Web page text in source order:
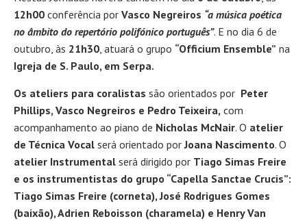
12h00 conferência por Vasco Negreiros “a música poética
no âmbito do repertório polifónico português”. E no dia 6 de
outubro, às 21h30, atuará o grupo “Officium Ensemble” na
Igreja de S. Paulo, em Serpa.
Os ateliers para coralistas são orientados por Peter
Phillips, Vasco Negreiros e Pedro Teixeira, com
acompanhamento ao piano de Nicholas McNair. O atelier
de Técnica Vocal será orientado porJoana Nascimento. O
atelier Instrumental será dirigido por Tiago Simas Freire
e os instrumentistas do grupo “Capella Sanctae Crucis”:
Tiago Simas Freire (corneta), José Rodrigues Gomes
(baixão), Adrien Reboisson (charamela) e Henry Van